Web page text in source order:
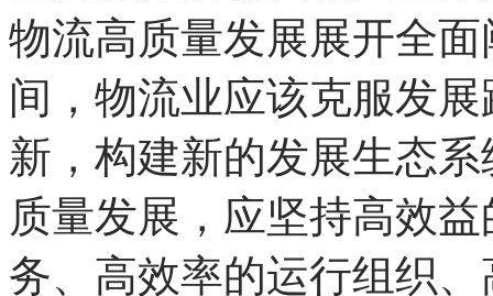
汪鸣带来《十五五现代
享。“十五五”期间，国
化、融合化转型，构建
业为支撑的现代化产业
物流高质量发展展开全